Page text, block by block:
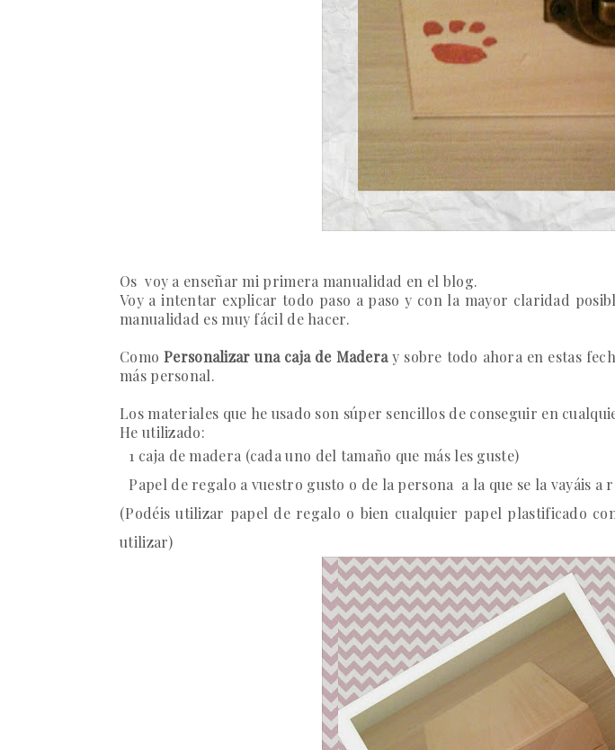
Os voy a enseñar mi primera manualidad en el blog.
Voy a intentar explicar todo paso a paso y con la mayor claridad
manualidad es muy fácil de hacer.
ComoPersonalizar una caja de Maderay sobre todo ahora en estas
más personal.
Los materiales que he usado son súper sencillos de conseguir en
He utilizado:
1 caja de madera (cada uno del tamaño que más les guste)
Papel de regalo a vuestro gusto o de la persona a la que se la vayáis a
(Podéis utilizar papel de regalo o bien cualquier papel plastificado
utilizar)